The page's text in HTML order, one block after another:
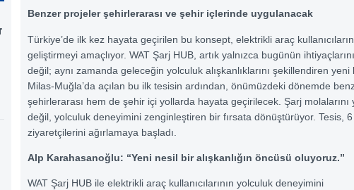
Benzer projeler şehirlerarası ve şehir içlerinde uygulanacak
Türkiye’de ilk kez hayata geçirilen bu konsept, elektrikli araç
geliştirmeyi amaçlıyor. WAT Şarj HUB, artık yalnızca bugünün
değil; aynı zamanda geleceğin yolculuk alışkanlıklarını şekillendiren yeni
Milas-Muğla’da açılan bu ilk tesisin ardından, önümüzdeki dönemde
şehirlerarası hem de şehir içi yollarda hayata geçirilecek. Şarj molalarını
değil, yolculuk deneyimini zenginleştiren bir fırsata dönüştürüyor. Tesis,
ziyaretçilerini ağırlamaya başladı.
Alp Karahasanoğlu: “Yeni nesil bir alışkanlığın öncüsü oluyoruz.”
WAT Şarj HUB ile elektrikli araç kullanıcılarının yolculuk deneyimini